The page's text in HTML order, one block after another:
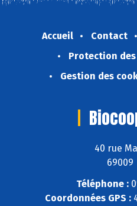
Accueil Contact
Protection
Gestion des
40 rue
69009
Téléphone :
Coordonnées GPS :